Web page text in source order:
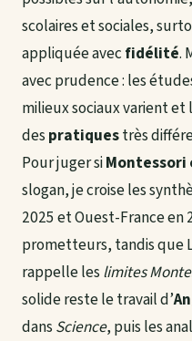
scolaires et sociales,
appliquée avec fidélité.
avec prudence : les
milieux sociaux varient
despratiquestrès
Pour juger siMontessori
slogan, je croise les
2025 et Ouest-France
prometteurs, tandis que
rappelle leslimites
solide reste le travail d’
dansScience, puis les